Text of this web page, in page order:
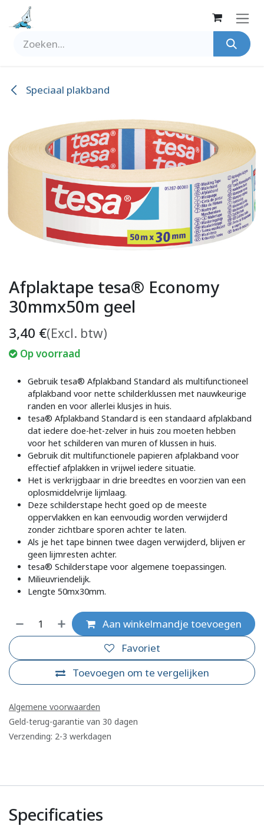
Overslaan naar inhoud
Speciaal plakband
Afplaktape tesa® Economy
30mmx50m geel
3,40 €(Excl. btw)
Op voorraad
Gebruik tesa® Afplakband Standard als multifunctioneel
afplakband voor nette schilderklussen met nauwkeurige
randen en voor allerlei klusjes in huis.
tesa® Afplakband Standard is een standaard afplakband
dat iedere doe-het-zelver in huis zou moeten hebben
voor het schilderen van muren of klussen in huis.
Gebruik dit multifunctionele papieren afplakband voor
effectief afplakken in vrijwel iedere situatie.
Het is verkrijgbaar in drie breedtes en voorzien van een
oplosmiddelvrije lijmlaag.
Deze schilderstape hecht goed op de meeste
oppervlakken en kan eenvoudig worden verwijderd
zonder zichtbare sporen achter te laten.
Als je het tape binnen twee dagen verwijderd, blijven er
geen lijmresten achter.
tesa® Schilderstape voor algemene toepassingen.
Milieuvriendelijk.
Lengte 50mx30mm.
Aan winkelmandje toevoegen
Toevoegen om te vergelijken
Favoriet
Algemene voorwaarden
Geld-terug-garantie van 30 dagen
Verzending: 2-3 werkdagen
Specificaties